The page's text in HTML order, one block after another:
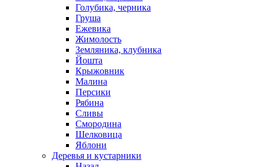
Голубика, черника
Груша
Ежевика
Жимолость
Земляника, клубника
Йошта
Крыжовник
Малина
Персики
Рябина
Сливы
Смородина
Шелковица
Яблони
Деревья и кустарники